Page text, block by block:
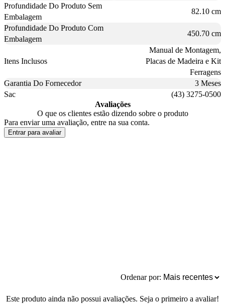
Profundidade Do Produto Sem
Embalagem
82.10 cm
Profundidade Do Produto Com
Embalagem
450.70 cm
Itens Inclusos
Manual de Montagem,
Placas de Madeira e Kit
Ferragens
Garantia Do Fornecedor
3 Meses
Sac
(43) 3275-0500
Avaliações
O que os clientes estão dizendo sobre o produto
Para enviar uma avaliação, entre na sua conta.
Entrar para avaliar
Ordenar por:
Este produto ainda não possui avaliações. Seja o primeiro a avaliar!